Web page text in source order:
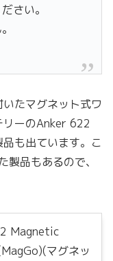
さい。
たマグネット式ワ
リーのAnker 622
も出ています。こ
品もあるので、
Magnetic
マグネッ